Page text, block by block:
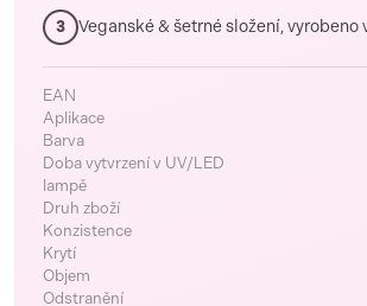
3 Veganské & šetrné složení, vyrobeno
EAN
Aplikace
Barva
Doba vytvrzení v UV/LED
lampě
Druh zboží
Konzistence
Krytí
Objem
Odstranění